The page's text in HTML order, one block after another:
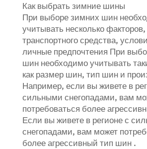
Как выбрать зимние шины
При выборе зимних шин
учитывать несколько
транспортного средства,
личные предпочтения При
шин необходимо учитывать
как размер шин, тип шин и
Например, если вы живете в
сильными снегопадами, вам
потребоваться более
Если вы живете в регионе с
снегопадами, вам может
более агрессивный тип шин .